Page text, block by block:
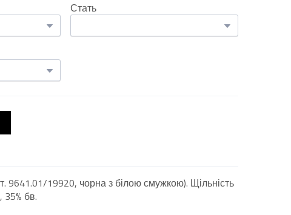
Стать
9641.01/19920, чорна з білою смужкою). Щільність
бв.